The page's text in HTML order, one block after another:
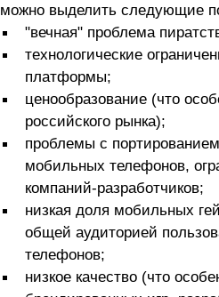
можно выделить следующие
"вечная" проблема
технологические
платформы;
ценообразование (что
российского рынка);
проблемы с
мобильных телефонов,
компаний-разработчиков;
низкая доля мобильных
общей аудиторией
телефонов;
низкое качество (что